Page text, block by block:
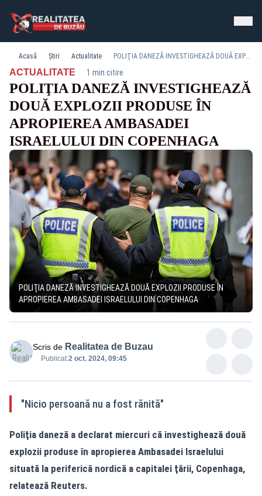
Acasă Știri Actualitate POLIŢIA DANEZĂ INVESTIGHEAZĂ DOUĂ EXPLOZII PRODUSE ÎN APROPIEREA AMBASADEI ISRAELULUI DIN COPENHAGA
ACTUALITATE· 1 min citire
POLIŢIA DANEZĂ INVESTIGHEAZĂ
DOUĂ EXPLOZII PRODUSE ÎN
APROPIEREA AMBASADEI
ISRAELULUI DIN COPENHAGA
POLIŢIA DANEZĂ INVESTIGHEAZĂ DOUĂ EXPLOZII PRODUSE ÎN
APROPIEREA AMBASADEI ISRAELULUI DIN COPENHAGA
Scris de Realitatea de Buzau
Publicat:2 oct. 2024, 09:45
"Nicio persoană nu a fost rănită"
Poliţia daneză a declarat miercuri că investighează două
explozii produse în apropierea Ambasadei Israelului
situată la periferică nordică a capitalei ţării, Copenhaga,
relatează Reuters.